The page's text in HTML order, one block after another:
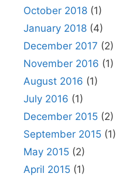
October 2018 (1)
January 2018 (4)
December 2017 (2)
November 2016 (1)
August 2016 (1)
July 2016 (1)
December 2015 (2)
September 2015 (1)
May 2015 (2)
April 2015 (1)